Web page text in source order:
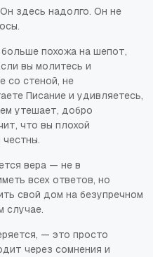
здесь надолго. Он не
похожа на шепот,
вы молитесь и
со стеной, не
Писание и удивляетесь,
утешает, добро
что вы плохой
вера — не в
всех ответов, но
свой дом на безупречном
случае.
— это просто
через сомнения и